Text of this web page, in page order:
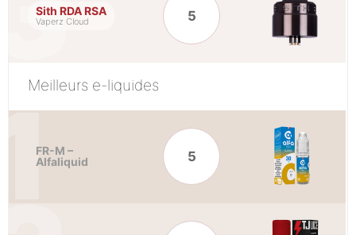
Sith RDA RSA
Vaperz Cloud 5
Meilleurs e-liquides
FR-M –
Alfaliquid
5